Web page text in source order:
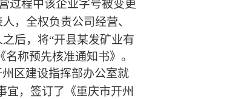
过程中该企业字号被变更
，全权负责公司经营、
后，将“开县某发矿业有
称预先核准通知书》。
区建设指挥部办公室就
宜，签订了《重庆市开州